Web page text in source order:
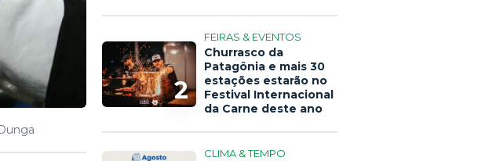
2
FEIRAS & EVENTOS
Churrasco da
Patagônia e mais 30
estações estarão no
Festival Internacional
da Carne deste ano
CLIMA & TEMPO